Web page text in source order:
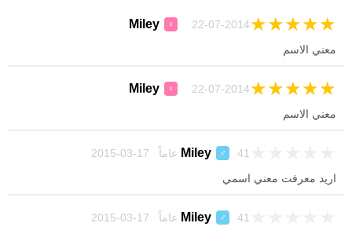
Miley ♀ 22-07-2014 ★
★
★
★
★
معني الاسم
Miley ♀ 22-07-2014 ★
★
★
★
★
معني الاسم
Miley ♂ 41 عاماً 17-03-2015
اريد معرفت معني اسمي
Miley ♂ 41 عاماً 17-03-2015